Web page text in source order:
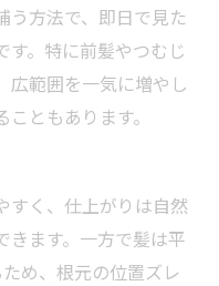
う方法で、即日で見た
す。特に前髪やつむじ
広範囲を一気に増やし
ともあります。
すく、仕上がりは自然
きます。一方で髪は平
め、根元の位置ズレ